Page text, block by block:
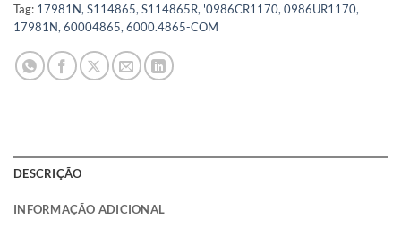
Tag: 17981N, S114865, S114865R, '0986CR1170, 0986UR1170,
17981N, 60004865, 6000.4865-COM
DESCRIÇÃO
INFORMAÇÃO ADICIONAL